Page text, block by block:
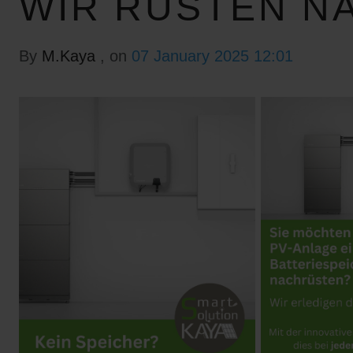
By M.Kaya , on 07 January 2025 12:01